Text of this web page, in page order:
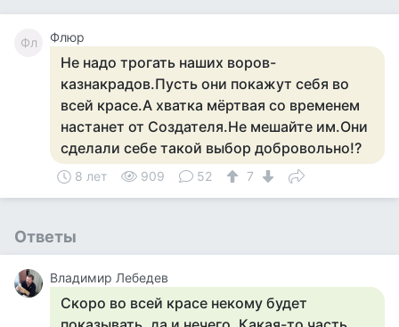
Фл Флюр
Не надо трогать наших воров-
казнакрадов.Пусть они покажут себя во
всей красе.А хватка мёртвая со временем
настанет от Создателя.Не мешайте им.Они
сделали себе такой выбор добровольно!?
8 лет 909 52 7
Ответы
Владимир Лебедев
Скоро во всей красе некому будет